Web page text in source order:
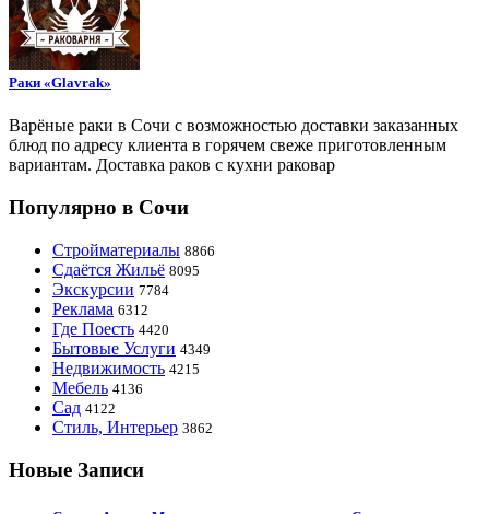
Раки «Glavrak»
Варёные раки в Сочи с возможностью доставки заказанных
блюд по адресу клиента в горячем свеже приготовленным
вариантам. Доставка раков с кухни раковар
Популярно в Сочи
Стройматериалы 8866
Сдаётся Жильё 8095
Экскурсии 7784
Реклама 6312
Где Поесть 4420
Бытовые Услуги 4349
Недвижимость 4215
Мебель 4136
Сад 4122
Стиль, Интерьер 3862
Новые Записи